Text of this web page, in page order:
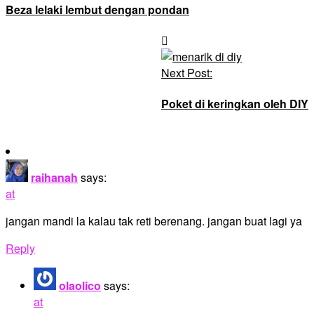
Beza lelaki lembut dengan pondan
Next Post:
Poket di keringkan oleh DIY
raihanah says:
at
jangan mandi la kalau tak reti berenang. jangan buat lagi ya
Reply
olaolico says:
at